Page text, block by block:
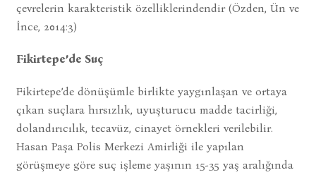
çevrelerin karakteristik özelliklerindendir (Özden, Ün ve
İnce, 2014:3)
Fikirtepe’de Suç
Fikirtepe’de dönüşümle birlikte yaygınlaşan ve ortaya
çıkan suçlara hırsızlık, uyuşturucu madde tacirliği,
dolandırıcılık, tecavüz, cinayet örnekleri verilebilir.
Hasan Paşa Polis Merkezi Amirliği ile yapılan
görüşmeye göre suç işleme yaşının 15-35 yaş aralığında